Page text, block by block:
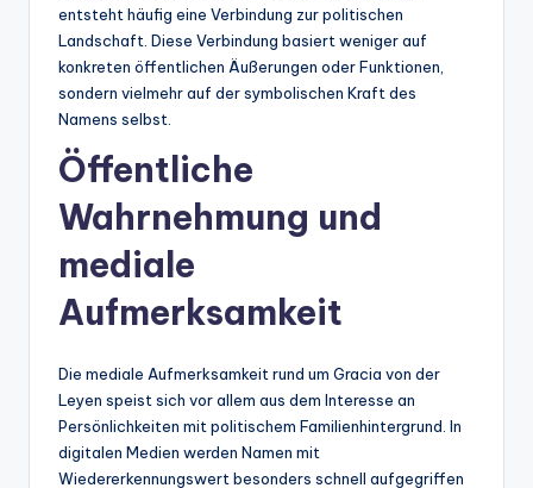
entsteht häufig eine Verbindung zur politischen
Landschaft. Diese Verbindung basiert weniger auf
konkreten öffentlichen Äußerungen oder Funktionen,
sondern vielmehr auf der symbolischen Kraft des
Namens selbst.
Öffentliche
Wahrnehmung und
mediale
Aufmerksamkeit
Die mediale Aufmerksamkeit rund um Gracia von der
Leyen speist sich vor allem aus dem Interesse an
Persönlichkeiten mit politischem Familienhintergrund. In
digitalen Medien werden Namen mit
Wiedererkennungswert besonders schnell aufgegriffen